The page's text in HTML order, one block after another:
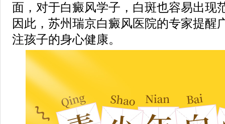
面，对于白癜风学子，白斑也容易出现
因此，苏州瑞京白癜风医院的专家提醒
注孩子的身心健康。